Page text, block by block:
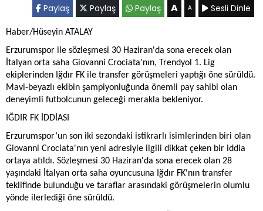
Paylaş Paylaş Paylaş A A Sesli Dinle
Haber/Hüseyin ATALAY
Erzurumspor ile sözleşmesi 30 Haziran'da sona erecek olan
İtalyan orta saha Giovanni Crociata'nın, Trendyol 1. Lig
ekiplerinden Iğdır FK ile transfer görüşmeleri yaptığı öne sürüldü.
Mavi-beyazlı ekibin şampiyonluğunda önemli pay sahibi olan
deneyimli futbolcunun geleceği merakla bekleniyor.
IĞDIR FK İDDİASI
Erzurumspor’un son iki sezondaki istikrarlı isimlerinden biri olan
Giovanni Crociata'nın yeni adresiyle ilgili dikkat çeken bir iddia
ortaya atıldı. Sözleşmesi 30 Haziran'da sona erecek olan 28
yaşındaki İtalyan orta saha oyuncusuna Iğdır FK'nın transfer
teklifinde bulunduğu ve taraflar arasındaki görüşmelerin olumlu
yönde ilerlediği öne sürüldü.